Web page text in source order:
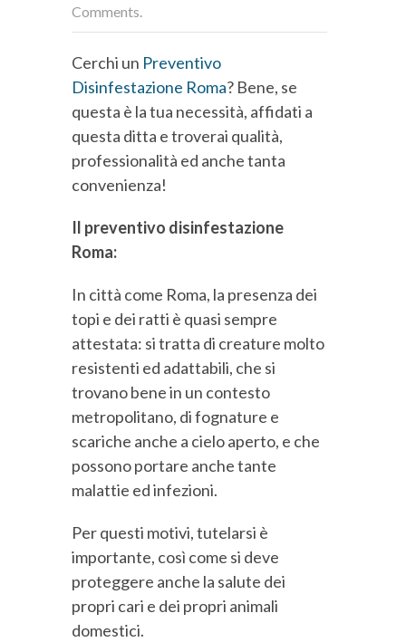
Comments.
Cerchi un Preventivo
Disinfestazione Roma? Bene, se
questa è la tua necessità, affidati a
questa ditta e troverai qualità,
professionalità ed anche tanta
convenienza!
Il preventivo disinfestazione
Roma:
In città come Roma, la presenza dei
topi e dei ratti è quasi sempre
attestata: si tratta di creature molto
resistenti ed adattabili, che si
trovano bene in un contesto
metropolitano, di fognature e
scariche anche a cielo aperto, e che
possono portare anche tante
malattie ed infezioni.
Per questi motivi, tutelarsi è
importante, così come si deve
proteggere anche la salute dei
propri cari e dei propri animali
domestici.